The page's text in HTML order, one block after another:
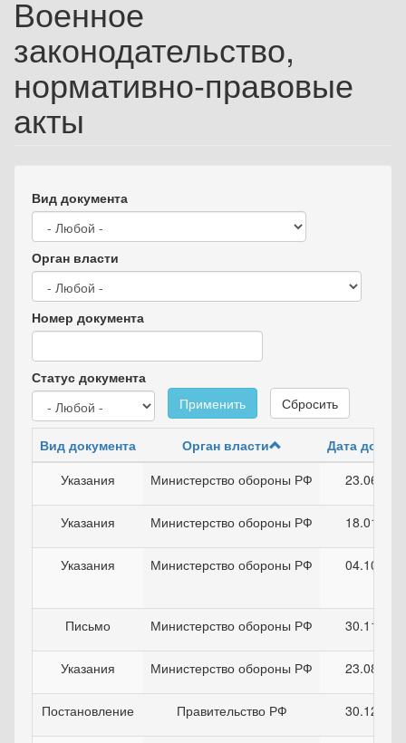
Военное
законодательство,
нормативно-правовые
акты
Вид документа
Орган власти
Номер документа
Статус документа
Применить
Сбросить
Вид документа Орган власти
Дата
Указания
Министерство обороны РФ
Указания Министерство обороны РФ
Указания Министерство обороны РФ
Письмо Министерство обороны РФ
Указания Министерство обороны РФ
Постановление Правительство РФ